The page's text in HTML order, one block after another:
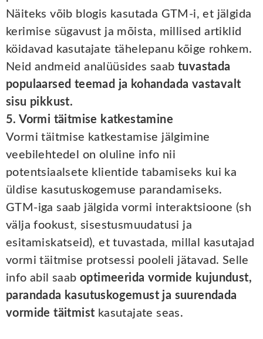
Näiteks võib blogis kasutada GTM-i, et jälgida
kerimise sügavust ja mõista, millised artiklid
köidavad kasutajate tähelepanu kõige rohkem.
Neid andmeid analüüsides saab tuvastada
populaarsed teemad ja kohandada vastavalt
sisu pikkust.
5. Vormi täitmise katkestamine
Vormi täitmise katkestamise jälgimine
veebilehtedel on oluline info nii
potentsiaalsete klientide tabamiseks kui ka
üldise kasutuskogemuse parandamiseks.
GTM-iga saab jälgida vormi interaktsioone (sh
välja fookust, sisestusmuudatusi ja
esitamiskatseid), et tuvastada, millal kasutajad
vormi täitmise protsessi pooleli jätavad. Selle
info abil saaboptimeerida vormide kujundust,
parandada kasutuskogemust ja suurendada
vormide täitmist kasutajate seas.